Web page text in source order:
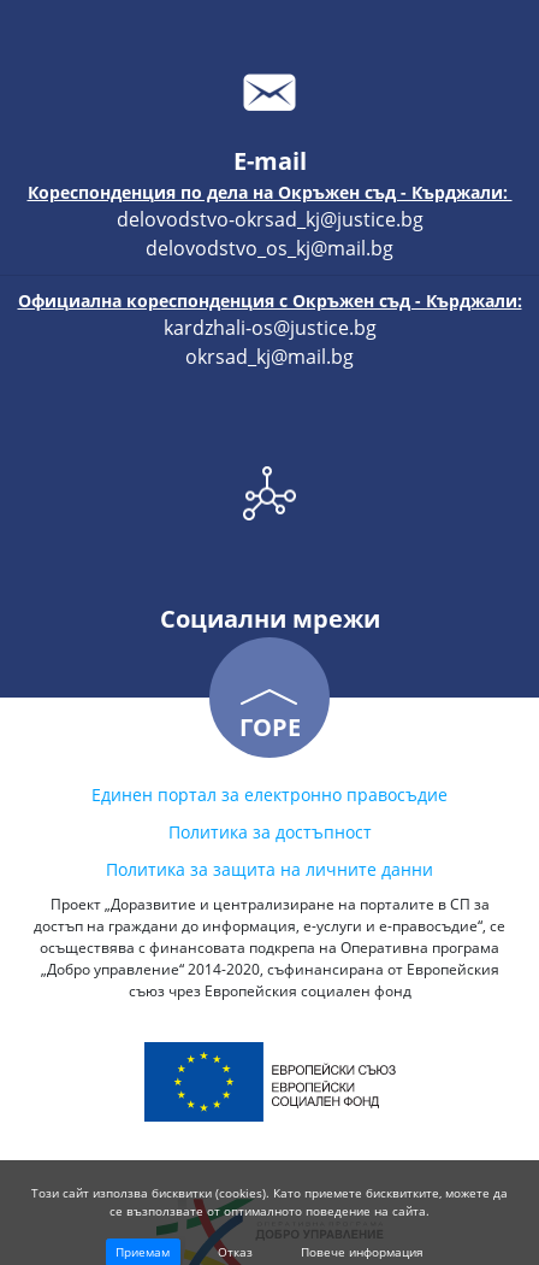
E-mail
Кореспонденция по дела на Окръжен съд - Кърджали:
delovodstvo-okrsad_kj@justice.bg
delovodstvo_os_kj@mail.bg
Официална кореспонденция с Окръжен съд - Кърджали:
kardzhali-os@justice.bg
okrsad_kj@mail.bg
Социални мрежи
ГОРЕ
Единен портал за електронно правосъдие
Политика за достъпност
Политика за защита на личните данни
Проект „Доразвитие и централизиране на порталите в СП за
достъп на граждани до информация, е-услуги и е-правосъдие“, се
осъществява с финансовата подкрепа на Оперативна програма
„Добро управление“ 2014-2020, съфинансирана от Европейския
съюз чрез Европейския социален фонд
Този сайт използва бисквитки (cookies). Като приемете бисквитките, можете да
се възползвате от оптималното поведение на сайта.
Приемам Отказ Повече информация